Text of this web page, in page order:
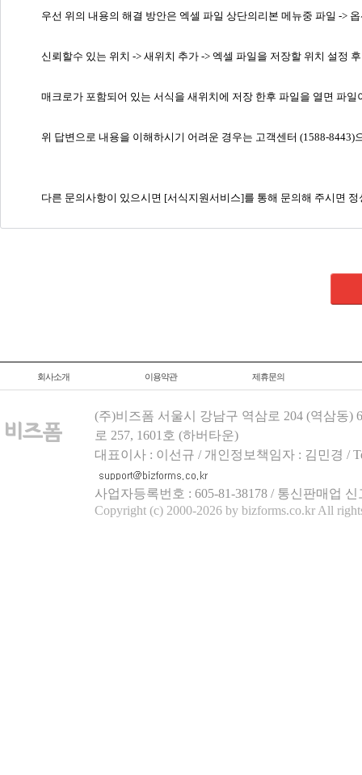
우선 위의 내용의 해결 방안은 엑셀 파일 상단의리본 메뉴중 파일 ->
신뢰할수 있는 위치 -> 새위치 추가 -> 엑셀 파일을 저장할 위치 설정
매크로가 포함되어 있는 서식을 새위치에 저장 한후 파일을 열면 파
위 답변으로 내용을 이해하시기 어려운 경우는 고객센터 (1588-8443)
다른 문의사항이 있으시면 [서식지원서비스]를 통해 문의해 주시면
회사소개 이용약관 제휴문의
(주)비즈폼 서울시 강남구 역삼로 204 (역삼동)
로 257, 1601호 (하버타운)
대표이사 : 이선규 / 개인정보책임자 : 김민경 /
사업자등록번호 : 605-81-38178 / 통신판매업
Copyright (c) 2000-2026 by bizforms.co.kr All